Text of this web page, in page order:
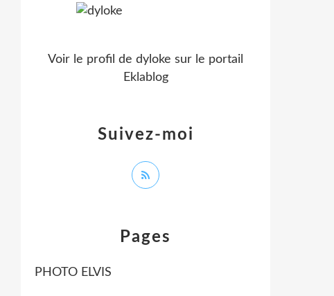
Pages
PHOTO ELVIS
Suivez-moi
Voir le profil de dyloke sur le portail
Eklablog